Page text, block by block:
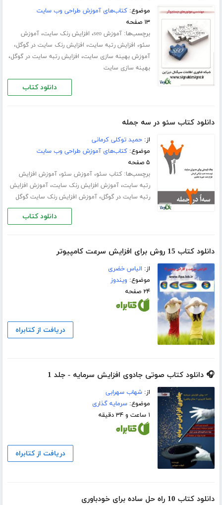
موضوع:کتاب‌های آموزش طراحی وب سایت
۱۳ صفحه
برچسب‌ها:آموزش seo ، افزایش رنک سایت،آموزش
سئو، افزایش رتبه سایت، افزایش رنک سایت در گوگل،
آموزش بهینه سازی سایت، افزایش رتبه سایت در گوگل،
بهینه سازی سایت
دانلود کتاب
دانلود کتاب سئو در سه جمله
از:حمید توکلی کرمانی
موضوع:کتاب‌های آموزش طراحی وب سایت
۵ صفحه
برچسب‌ها:کتاب سئو،آموزش سئو،آموزش افزایش
رتبه سایت،آموزش افزایش رنک سایت،آموزش افزایش
رتبه سایت در گوگل،آموزش افزایش رنک سایت گوگل
دانلود کتاب
دانلود کتاب 15 روش برای افزایش سرعت کامپیوتر
از: الیاس خضری
موضوع: ویندوز
۲۴ صفحه
دریافت از کتابراه
🎧 دانلود کتاب صوتی جادوی افزایش سرمایه - جلد 1
از:شهاب سهرابی
موضوع:سرمایه گذاری
۱ ساعت و ۳۴ دقیقه
دریافت از کتابراه
دانلود کتاب 10 راه حل ساده برای خودباوری